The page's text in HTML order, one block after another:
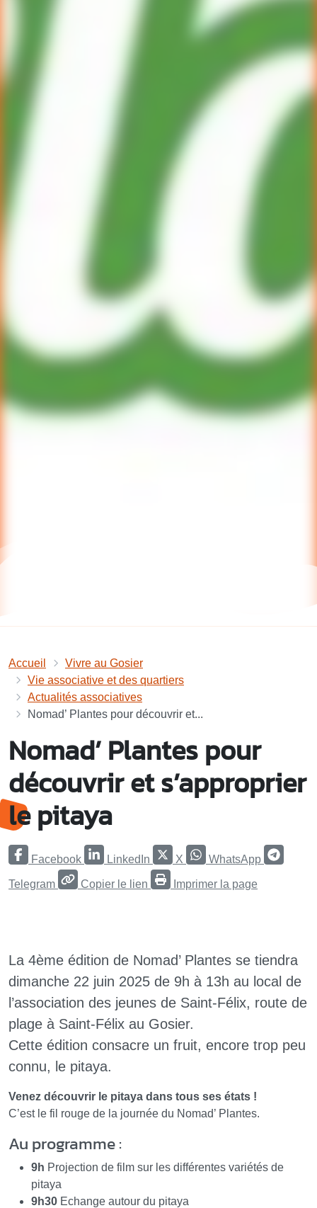
Accueil
Vivre au Gosier
Vie associative et des quartiers
Actualités associatives
Nomad’ Plantes pour découvrir et...
Nomad’ Plantes pour
découvrir et s’approprier
le pitaya
Facebook LinkedIn X WhatsApp
Telegram Copier le lien Imprimer la page
La 4ème édition de Nomad’ Plantes se tiendra
dimanche 22 juin 2025 de 9h à 13h au local de
l’association des jeunes de Saint-Félix, route de
plage à Saint-Félix au Gosier.
Cette édition consacre un fruit, encore trop peu
connu, le pitaya.
Venez découvrir le pitaya dans tous ses états !
C’est le fil rouge de la journée du Nomad’ Plantes.
Au programme :
9h Projection de film sur les différentes variétés de
pitaya
9h30 Echange autour du pitaya